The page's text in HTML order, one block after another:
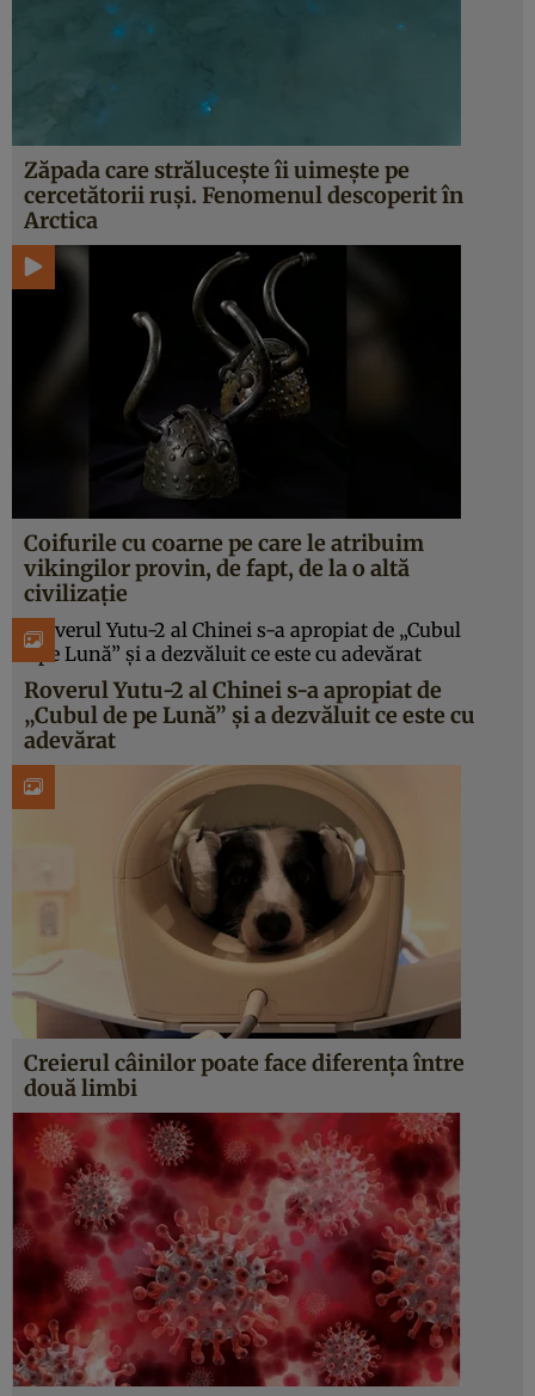
Zăpada care strălucește îi uimește pe
cercetătorii ruși. Fenomenul descoperit în
Arctica
Coifurile cu coarne pe care le atribuim
vikingilor provin, de fapt, de la o altă
civilizație
Roverul Yutu-2 al Chinei s-a apropiat de
„Cubul de pe Lună” și a dezvăluit ce este cu
adevărat
Creierul câinilor poate face diferența între
două limbi